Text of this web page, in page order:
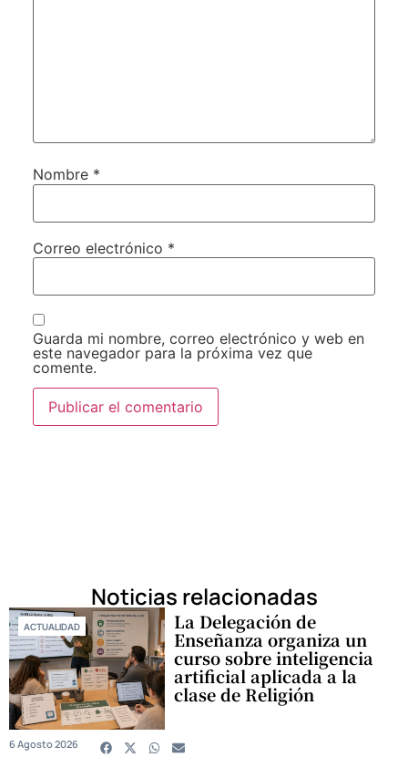
Nombre *
Correo electrónico *
Guarda mi nombre, correo electrónico y web en
este navegador para la próxima vez que
comente.
Noticias relacionadas
ACTUALIDAD La Delegación de
Enseñanza organiza un
curso sobre inteligencia
artificial aplicada a la
clase de Religión
6 Agosto 2026